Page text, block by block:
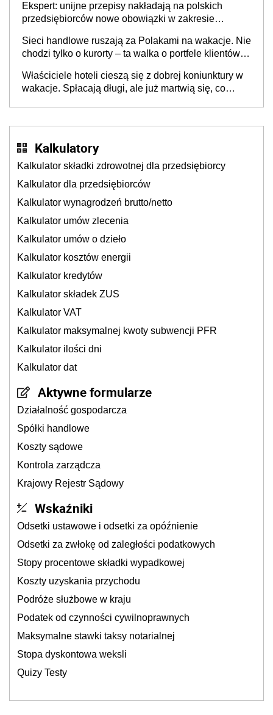
Ekspert: unijne przepisy nakładają na polskich
przedsiębiorców nowe obowiązki w zakresie
Sieci handlowe ruszają za Polakami na wakacje. Nie
chodzi tylko o kurorty – ta walka o portfele klientów
cichu
Właściciele hoteli cieszą się z dobrej koniunktury w
wakacje. Spłacają długi, ale już martwią się, co
Kalkulatory
Kalkulator składki zdrowotnej dla przedsiębiorcy
Kalkulator dla przedsiębiorców
Kalkulator wynagrodzeń brutto/netto
Kalkulator umów zlecenia
Kalkulator umów o dzieło
Kalkulator kosztów energii
Kalkulator kredytów
Kalkulator składek ZUS
Kalkulator VAT
Kalkulator maksymalnej kwoty subwencji PFR
Kalkulator ilości dni
Kalkulator dat
Aktywne formularze
Działalność gospodarcza
Spółki handlowe
Koszty sądowe
Kontrola zarządcza
Krajowy Rejestr Sądowy
Wskaźniki
Odsetki ustawowe i odsetki za opóźnienie
Odsetki za zwłokę od zaległości podatkowych
Stopy procentowe składki wypadkowej
Koszty uzyskania przychodu
Podróże służbowe w kraju
Podatek od czynności cywilnoprawnych
Maksymalne stawki taksy notarialnej
Stopa dyskontowa weksli
Quizy Testy